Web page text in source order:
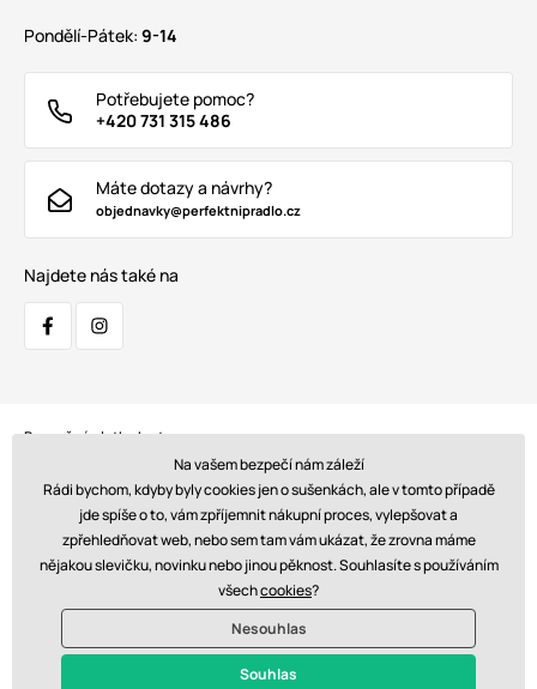
Pondělí-Pátek: 9-14
Potřebujete pomoc?
+420 731 315 486
Máte dotazy a návrhy?
objednavky@perfektnipradlo.cz
Najdete nás také na
Bezpečná platba kartou:
Doprava:
© 2026 www.perfektnipradlo.cz. Technicky zajišťujeSimplia s.r.o.
Na vašem bezpečí nám záleží
Rádi bychom, kdyby byly cookies jen o sušenkách, ale v tomto případě
jde spíše o to, vám zpříjemnit nákupní proces, vylepšovat a
zpřehledňovat web, nebo sem tam vám ukázat, že zrovna máme
nějakou slevičku, novinku nebo jinou pěknost. Souhlasíte s používáním
všechcookies?
Nesouhlas
Souhlas